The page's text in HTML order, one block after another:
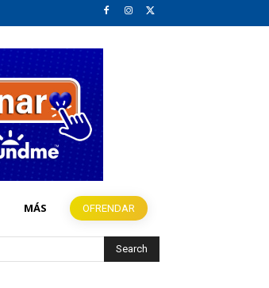
MÁS OFRENDAR
Search